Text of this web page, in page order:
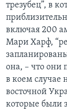
трезубец”, в
включая 200
Мари Харф,
она, – что они
в коем случае
восточной
которые были